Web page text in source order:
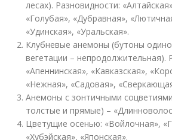
лесах). Разновидности:
«Голубая», «Дубравная»,
«Удинская», «Уральская».
Клубневые анемоны (бутоны
вегетации – непродолжительная).
«Апеннинская», «Кавказская»,
«Нежная», «Садовая»,
Анемоны с зонтичными
толстые и прямые) –
Цветущие осенью: «Войлочная»,
«Хубэйская», «Японская».